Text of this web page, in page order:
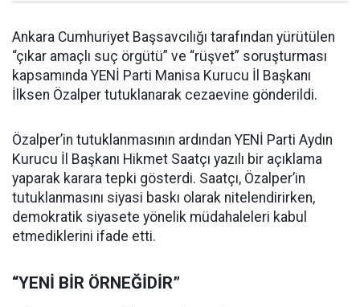
Ankara Cumhuriyet Başsavcılığı tarafından yürütülen
“çıkar amaçlı suç örgütü” ve “rüşvet” soruşturması
kapsamında YENİ Parti Manisa Kurucu İl Başkanı
İlksen Özalper tutuklanarak cezaevine gönderildi.
Özalper’in tutuklanmasının ardından YENİ Parti Aydın
Kurucu İl Başkanı Hikmet Saatçı yazılı bir açıklama
yaparak karara tepki gösterdi. Saatçı, Özalper’in
tutuklanmasını siyasi baskı olarak nitelendirirken,
demokratik siyasete yönelik müdahaleleri kabul
etmediklerini ifade etti.
“YENİ BİR ÖRNEĞİDİR”